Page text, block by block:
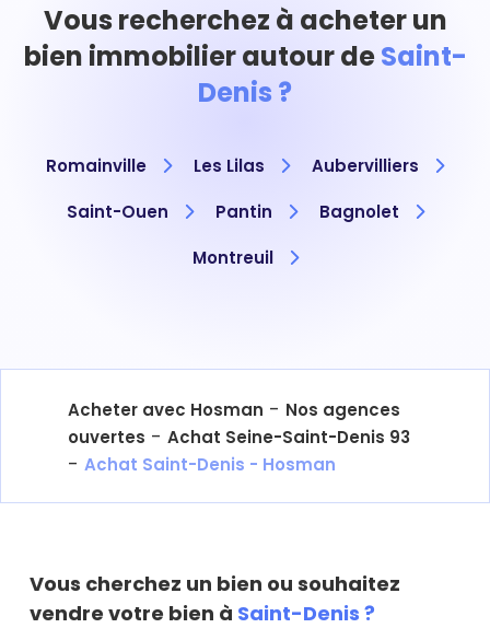
Vous recherchez à acheter un
bien immobilier autour deSaint-
Denis ?
Romainville Les Lilas
Aubervilliers
Saint-Ouen
Pantin
Bagnolet
Montreuil
Acheter avec Hosman - Nos agences
ouvertes - Achat Seine-Saint-Denis 93
- Achat Saint-Denis - Hosman
Vous cherchez un bien ou souhaitez
vendre votre bien à Saint-Denis ?